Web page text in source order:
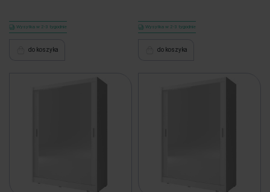
Wysyłka w 2-3 tygodnie
do koszyka
Wysyłka w 2-3 tygodnie
do koszyka